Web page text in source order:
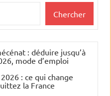
Chercher
: déduire jusqu’à
mode d’emploi
: ce qui change
la France